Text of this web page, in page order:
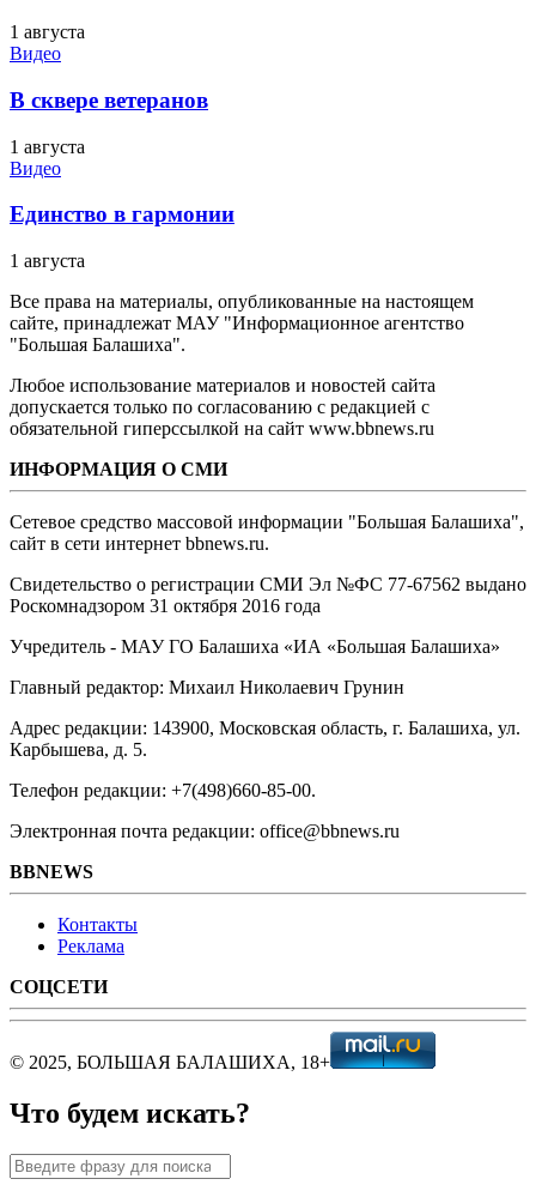
1 августа
Видео
В сквере ветеранов
1 августа
Видео
Единство в гармонии
1 августа
Все права на материалы, опубликованные на настоящем
сайте, принадлежат МАУ "Информационное агентство
"Большая Балашиха".
Любое использование материалов и новостей сайта
допускается только по согласованию с редакцией с
обязательной гиперссылкой на сайт www.bbnews.ru
ИНФОРМАЦИЯ О СМИ
Сетевое средство массовой информации "Большая Балашиха",
сайт в сети интернет bbnews.ru.
Свидетельство о регистрации СМИ Эл №ФС ‎77-67562 выдано
Роскомнадзором 31 октября 2016 года
Учредитель - МАУ ГО Балашиха «ИА «Большая Балашиха»
Главный редактор: Михаил Николаевич Грунин
Адрес редакции: 143900, Московская область, г. Балашиха, ул.
Карбышева, д. 5.
Телефон редакции: +7(498)660-85-00.
Электронная почта редакции: office@bbnews.ru
BBNEWS
Контакты
Реклама
СОЦСЕТИ
© 2025, БОЛЬШАЯ БАЛАШИХА, 18+
Что будем искать?